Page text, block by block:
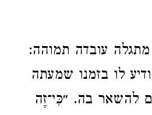
מתגלה עובדה תמוהה:
לו בזמנו שמעתה
להשאר בה. ״כִּי־זֶה